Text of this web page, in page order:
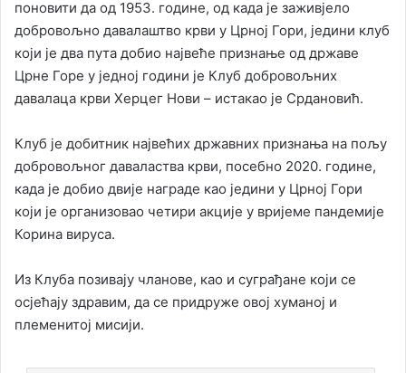
поновити да од 1953. године, од када је заживјело
добровољно давалаштво крви у Црној Гори, једини клуб
који је два пута добио највеће признање од државе
Црне Горе у једној години је Клуб добровољних
давалаца крви Херцег Нови – истакао је Срдановић.
Клуб је добитник највећих државних признања на пољу
добровољног даваластва крви, посебно 2020. године,
када је добио двије награде као једини у Црној Гори
који је организовао четири акције у вријеме пандемије
Корина вируса.
Из Клуба позивају чланове, као и суграђане који се
осјећају здравим, да се придруже овој хуманој и
племенитој мисији.